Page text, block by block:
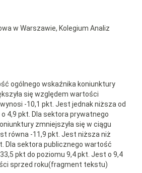
w Warszawie, Kolegium Analiz
ogólnego wskaźnika koniunktury
się względem wartości
-10,1 pkt. Jest jednak niższa od
4,9 pkt. Dla sektora prywatnego
zmniejszyła się w ciągu
równa -11,9 pkt. Jest niższa niż
Dla sektora publicznego wartość
pkt do poziomu 9,4 pkt. Jest o 9,4
sprzed roku(fragment tekstu)